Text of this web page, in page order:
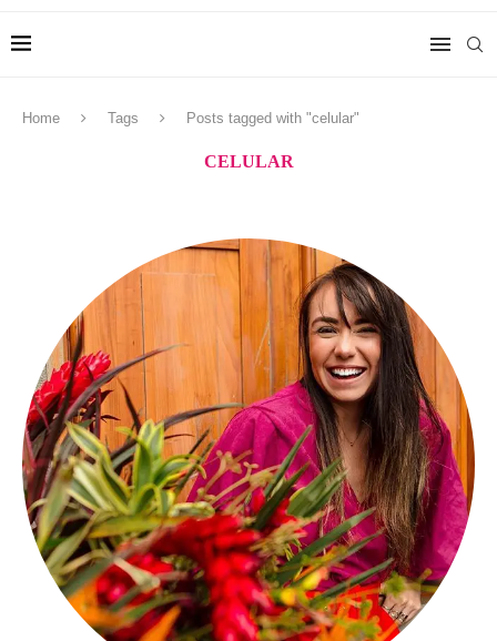
Home Tags Posts tagged with "celular"
CELULAR